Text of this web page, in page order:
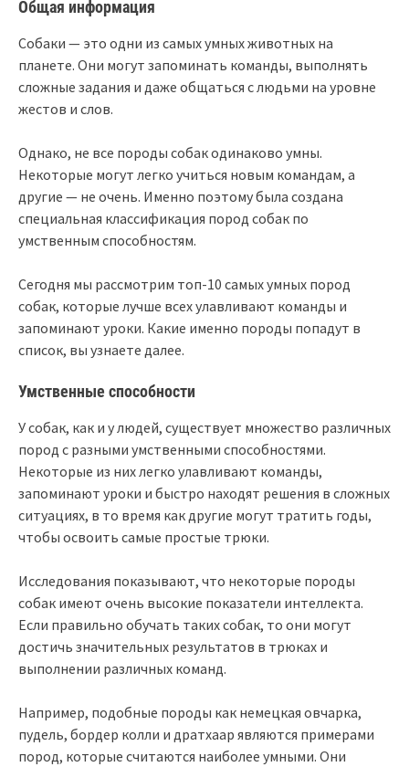
Общая информация
Собаки — это одни из самых умных животных на
планете. Они могут запоминать команды, выполнять
сложные задания и даже общаться с людьми на уровне
жестов и слов.
Однако, не все породы собак одинаково умны.
Некоторые могут легко учиться новым командам, а
другие — не очень. Именно поэтому была создана
специальная классификация пород собак по
умственным способностям.
Сегодня мы рассмотрим топ-10 самых умных пород
собак, которые лучше всех улавливают команды и
запоминают уроки. Какие именно породы попадут в
список, вы узнаете далее.
Умственные способности
У собак, как и у людей, существует множество различных
пород с разными умственными способностями.
Некоторые из них легко улавливают команды,
запоминают уроки и быстро находят решения в сложных
ситуациях, в то время как другие могут тратить годы,
чтобы освоить самые простые трюки.
Исследования показывают, что некоторые породы
собак имеют очень высокие показатели интеллекта.
Если правильно обучать таких собак, то они могут
достичь значительных результатов в трюках и
выполнении различных команд.
Например, подобные породы как немецкая овчарка,
пудель, бордер колли и дратхаар являются примерами
пород, которые считаются наиболее умными. Они